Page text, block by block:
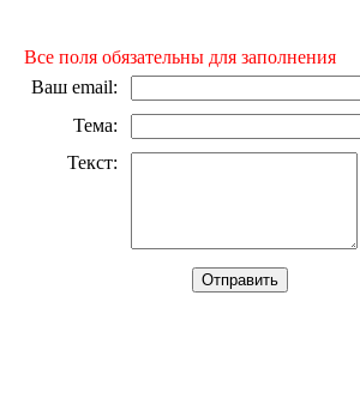
Все поля обязательны для заполнения
Ваш email:
Тема:
Текст: